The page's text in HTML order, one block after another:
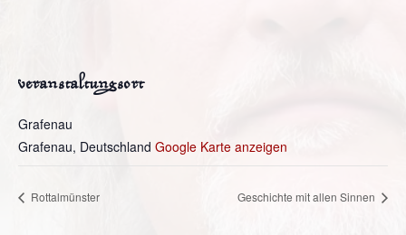
veranstaltungsort
Grafenau
Grafenau, Deutschland Google Karte anzeigen
Rottalmünster Geschichte mit allen Sinnen